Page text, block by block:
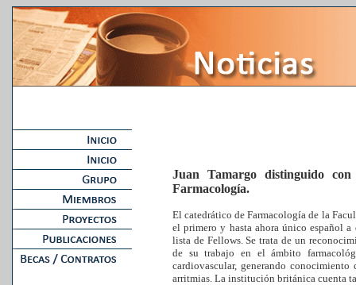
Juan Tamargo distinguido
Farmacología.
El catedrático de Farmacología de la
el primero y hasta ahora único español
lista de Fellows. Se trata de un
de su trabajo en el ámbito
cardiovascular, generando
arritmias. La institución británica cuenta